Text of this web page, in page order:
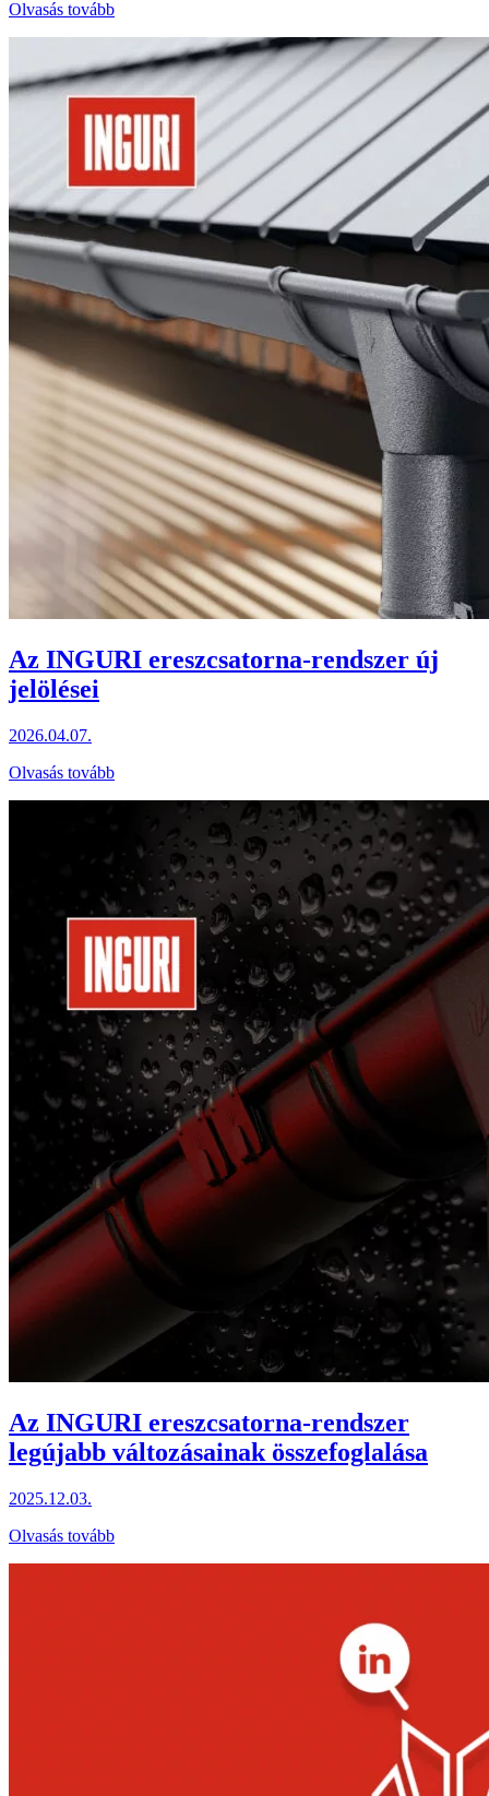
Olvasás tovább
Az INGURI ereszcsatorna-rendszer új
jelölései
2026.04.07.
Olvasás tovább
Az INGURI ereszcsatorna-rendszer
legújabb változásainak összefoglalása
2025.12.03.
Olvasás tovább